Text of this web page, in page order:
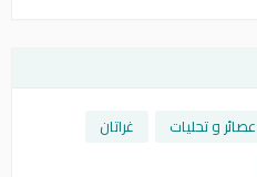
عصائر و تحليات
غراتان